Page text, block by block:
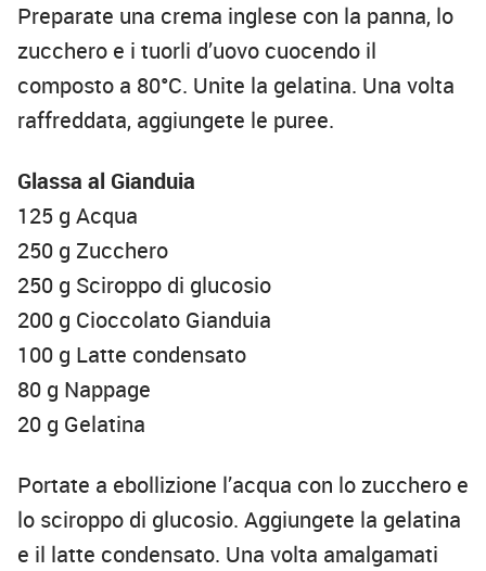
Preparate una crema inglese con la panna, lo
zucchero e i tuorli d’uovo cuocendo il
composto a 80°C. Unite la gelatina. Una volta
raffreddata, aggiungete le puree.
Glassa al Gianduia
125 g Acqua
250 g Zucchero
250 g Sciroppo di glucosio
200 g Cioccolato Gianduia
100 g Latte condensato
80 g Nappage
20 g Gelatina
Portate a ebollizione l’acqua con lo zucchero e
lo sciroppo di glucosio. Aggiungete la gelatina
e il latte condensato. Una volta amalgamati